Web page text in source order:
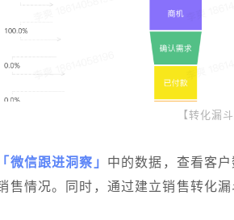
【转化漏
「微信跟进洞察」 中的数据，查看客
售情况。同时，通过建立销售转化